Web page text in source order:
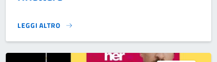
LEGGI ALTRO
COM'ERI VESTITA? UNA MOSTRA PER RIFLETTERE }